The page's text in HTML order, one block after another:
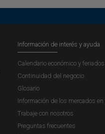
Información de interés y ayuda
Calendario económico y
Continuidad del negocio
Glosario
Información de los mercados en
Trabaje con nosotros
Preguntas frecuentes